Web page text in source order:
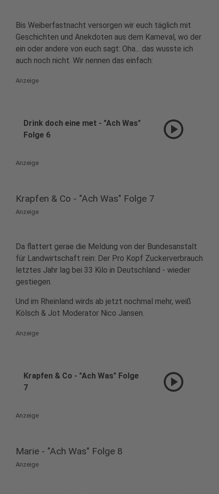
Bis Weiberfastnacht versorgen wir euch täglich mit
Geschichten und Anekdoten aus dem Karneval, wo der
ein oder andere von euch sagt: Oha... das wusste ich
auch noch nicht. Wir nennen das einfach:
Anzeige
Drink doch eine met - "Ach Was"
Folge 6
play_circle
Anzeige
Krapfen & Co - "Ach Was" Folge 7
Anzeige
Da flattert gerae die Meldung von der Bundesanstalt
für Landwirtschaft rein: Der Pro Kopf Zuckerverbrauch
letztes Jahr lag bei 33 Kilo in Deutschland - wieder
gestiegen.
Und im Rheinland wirds ab jetzt nochmal mehr, weiß
Kölsch & Jot Moderator Nico Jansen.
Anzeige
Krapfen & Co - "Ach Was" Folge
7
play_circle
Anzeige
Marie - "Ach Was" Folge 8
Anzeige